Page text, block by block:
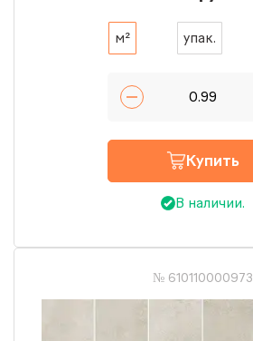
м² упак.
Купить
В наличии.
№ 610110000973